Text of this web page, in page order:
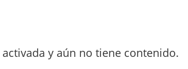
y aún no tiene contenido.